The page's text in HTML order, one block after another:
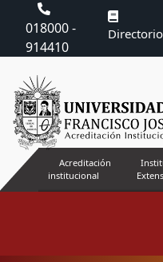
018000 -
914410
Directorio
Acreditación
institucional